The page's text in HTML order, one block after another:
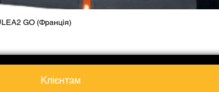
GO (Франція)
Клієнтам